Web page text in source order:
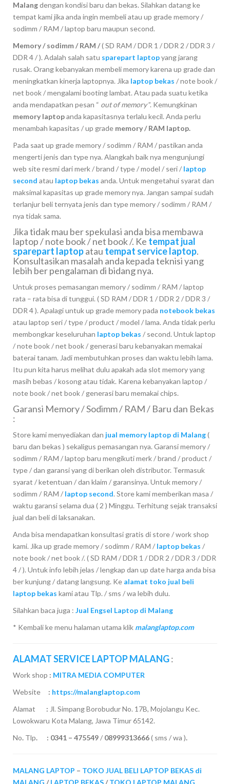
Malangdengan kondisi baru dan bekas. Silahkan datang ke
tempat kami jika anda ingin membeli atau up grade memory /
sodimm / RAM / laptop baru maupun second.
Memory / sodimm / RAM /( SD RAM / DDR 1 / DDR 2 / DDR 3 /
DDR 4 / ). Adalah salah satu sparepart laptopyang jarang
rusak. Orang kebanyakan membeli memory karena up grade dan
meningkatkan kinerja laptopnya. Jika laptop bekas / note book /
net book / mengalami booting lambat. Atau pada suatu ketika
anda mendapatkan pesan “ out of memory”. Kemungkinan
memory laptopanda kapasitasnya terlalu kecil. Anda perlu
menambah kapasitas / up grade memory / RAM laptop.
Pada saat up grade memory / sodimm / RAM / pastikan anda
mengerti jenis dan type nya. Alangkah baik nya mengunjungi
web site resmi dari merk / brand / type / model / seri / laptop
second atau laptop bekas anda. Untuk mengetahui syarat dan
maksimal kapasitas up grade memory nya. Jangan sampai sudah
terlanjur beli ternyata jenis dan type memory / sodimm / RAM /
nya tidak sama.
Jika tidak mau ber spekulasi anda bisa membawa
laptop / note book / net book /. Ke tempat jual
sparepart laptopatau tempat service laptop.
Konsultasikan masalah anda kepada teknisi yang
lebih ber pengalaman di bidang nya.
Untuk proses pemasangan memory / sodimm / RAM / laptop
rata – rata bisa di tunggui. ( SD RAM / DDR 1 / DDR 2 / DDR 3 /
DDR 4 ). Apalagi untuk up grade memory pada notebook bekas
atau laptop seri / type / product / model / lama. Anda tidak perlu
membongkar keseluruhan laptop bekas / second. Untuk laptop
/ note book / net book / generasi baru kebanyakan memakai
baterai tanam. Jadi membutuhkan proses dan waktu lebih lama.
Itu pun kita harus melihat dulu apakah ada slot memory yang
masih bebas / kosong atau tidak. Karena kebanyakan laptop /
note book / net book / generasi baru memakai chips.
Garansi Memory / Sodimm / RAM / Baru dan Bekas
:
Store kami menyediakan dan jual memory laptop di Malang(
baru dan bekas ) sekaligus pemasangan nya. Garansi memory /
sodimm / RAM / laptop baru mengikuti merk / brand / product /
type / dan garansi yang di berikan oleh distributor. Termasuk
syarat / ketentuan / dan klaim / garansinya. Untuk memory /
sodimm / RAM / laptop second. Store kami memberikan masa /
waktu garansi selama dua ( 2 ) Minggu. Terhitung sejak transaksi
jual dan beli di laksanakan.
Anda bisa mendapatkan konsultasi gratis di store / work shop
kami. Jika up grade memory / sodimm / RAM / laptop bekas /
note book / net book /. ( SD RAM / DDR 1 / DDR 2 / DDR 3 / DDR
4 / ). Untuk info lebih jelas / lengkap dan up date harga anda bisa
ber kunjung / datang langsung. Ke alamat toko jual beli
laptop bekas kami atau Tlp. / sms / wa lebih dulu.
Silahkan baca juga : Jual Engsel Laptop di Malang
* Kembali ke menu halaman utama klik malanglaptop.com
ALAMAT SERVICE LAPTOP MALANG:
Work shop : MITRA MEDIA COMPUTER
Website : https://malanglaptop.com
Alamat : Jl. Simpang Borobudur No. 17B, Mojolangu Kec.
Lowokwaru Kota Malang, Jawa Timur 65142.
No. Tlp. : 0341 – 475549/ 08999313666( sms / wa ).
MALANG LAPTOP – TOKO JUAL BELI LAPTOP BEKAS di